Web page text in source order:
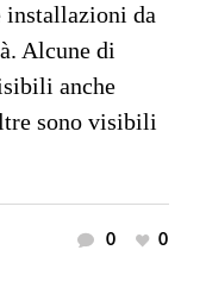
installazioni da
Alcune di
anche
sono visibili
0 0